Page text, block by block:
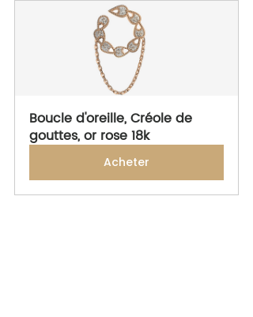
Boucle d'oreille, Créole de
gouttes, or rose 18k
Acheter